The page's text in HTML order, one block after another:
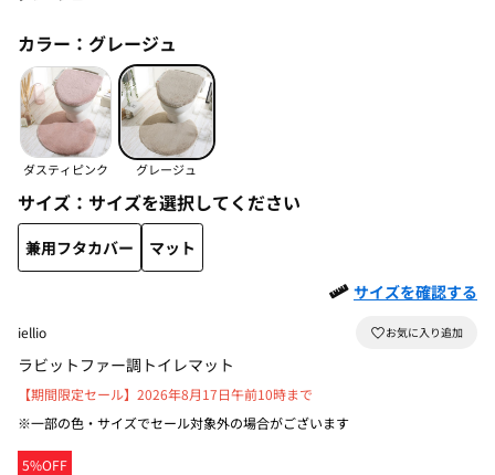
カラー： グレージュ
ダスティピンク グレージュ
サイズ： サイズを選択してください
兼用フタカバー
マット
サイズを確認する
iellio
ラビットファー調トイレマット
5%OFF
【期間限定セール】2026年8月17日午前10時まで
※一部の色・サイズでセール対象外の場合がございます